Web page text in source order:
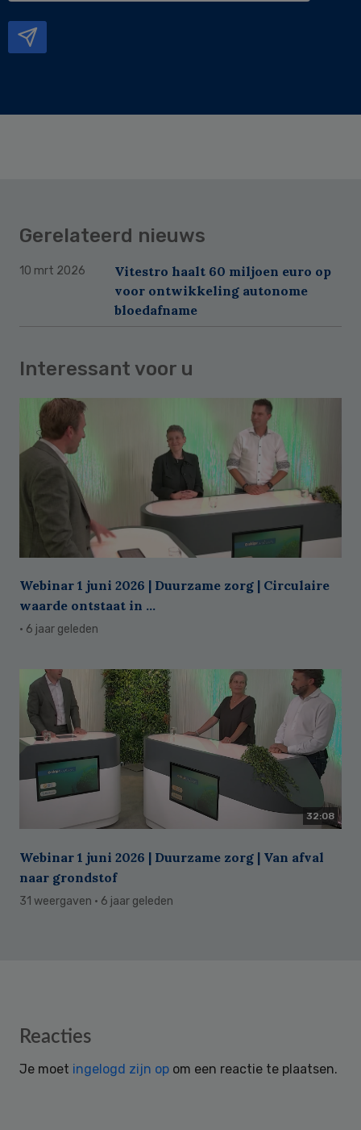
Gerelateerd nieuws
10 mrt 2026
Vitestro haalt 60 miljoen euro op
voor ontwikkeling autonome
bloedafname
Interessant voor u
Webinar 1 juni 2026 | Duurzame zorg | Circulaire
waarde ontstaat in ...
· 6 jaar geleden
32:08
Webinar 1 juni 2026 | Duurzame zorg | Van afval
naar grondstof
31 weergaven · 6 jaar geleden
Reader
Reacties
Je moet ingelogd zijn op om een reactie te plaatsen.